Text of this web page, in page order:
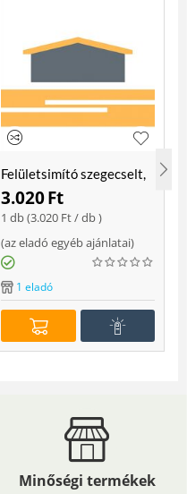
Felületsimító szegecselt,
rome 400mm
3.020Ft
1 db (3.020 Ft/ db )
(az eladó egyéb ajánlatai)
1 eladó
Minőségi termékek